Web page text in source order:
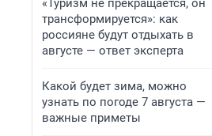
«Туризм не прекращается, он
трансформируется»: как
россияне будут отдыхать в
августе — ответ эксперта
Какой будет зима, можно
узнать по погоде 7 августа —
важные приметы